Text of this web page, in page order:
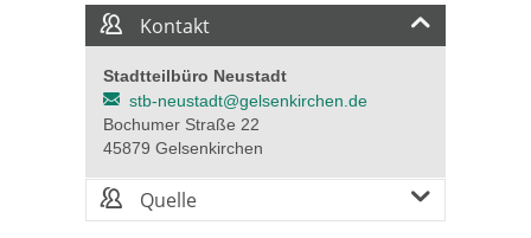
Kontakt
Stadtteilbüro Neustadt
stb-neustadt@gelsenkirchen.de
Bochumer Straße 22
45879 Gelsenkirchen
Quelle